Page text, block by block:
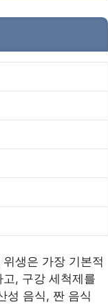
생은 가장 기본적
, 구강 세척제를
성 음식, 짠 음식